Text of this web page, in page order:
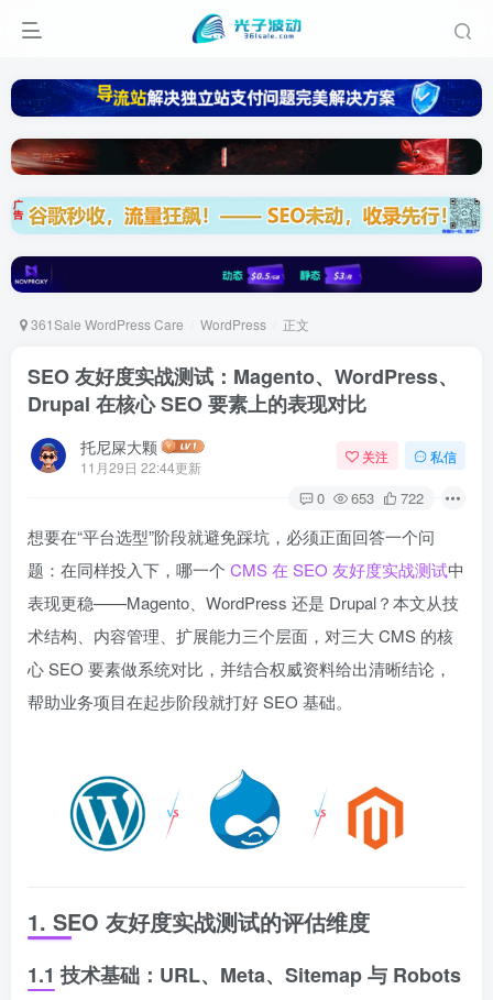
361Sale WordPress Care WordPress 正文
SEO 友好度实战测试：Magento、WordPress、
Drupal 在核心 SEO 要素上的表现对比
托尼屎大颗
11月29日 22:44更新
关注 私信
0 653 722
想要在“平台选型”阶段就避免踩坑，必须正面回答一个问
题：在同样投入下，哪一个 CMS 在 SEO 友好度实战测试中
表现更稳——Magento、WordPress 还是 Drupal？本文从技
术结构、内容管理、扩展能力三个层面，对三大 CMS 的核
心 SEO 要素做系统对比，并结合权威资料给出清晰结论，
帮助业务项目在起步阶段就打好 SEO 基础。
1. SEO 友好度实战测试的评估维度
1.1 技术基础：URL、Meta、Sitemap 与 Robots